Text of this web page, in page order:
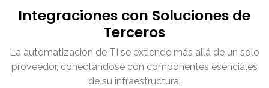
Integraciones con Soluciones de
Terceros
La automatización de TI se extiende más allá de un solo
proveedor, conectándose con componentes esenciales
de su infraestructura: